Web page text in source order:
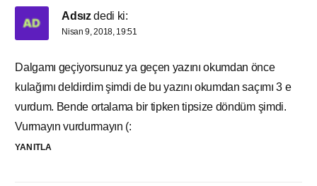
Adsız dedi ki:
Nisan 9, 2018, 19:51
Dalgamı geçiyorsunuz ya geçen yazını okumdan önce
kulağımı deldirdim şimdi de bu yazını okumdan saçımı 3 e
vurdum. Bende ortalama bir tipken tipsize döndüm şimdi.
Vurmayın vurdurmayın (:
YANITLA